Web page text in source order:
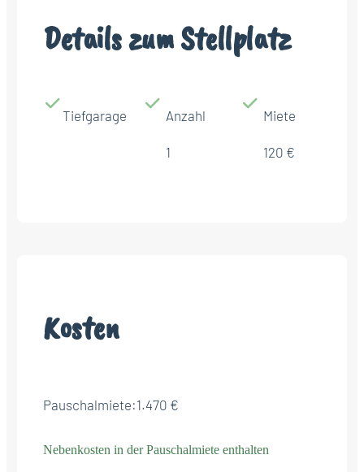
Details zum Stellplatz
Tiefgarage Anzahl
1
Miete
120 €
Kosten
Pauschalmiete:1.470 €
Nebenkosten in der Pauschalmiete enthalten